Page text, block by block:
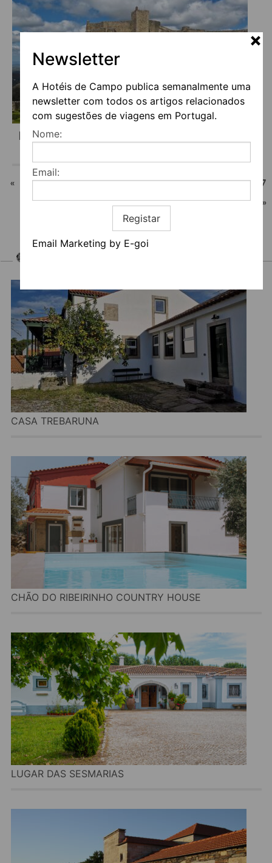
Newsletter
A Hotéis de Campo publica semanalmente uma
newsletter com todos os artigos relacionados
com sugestões de viagens em Portugal.
Nome:
Email:
Registar
Email Marketing by E-goi
DE MARVÃO A CASTELO DE VIDE
« 1 … 10 11 12 13 14 15 16
17
18
19 20 … 56 »
CASA TREBARUNA
CHÃO DO RIBEIRINHO COUNTRY HOUSE
LUGAR DAS SESMARIAS